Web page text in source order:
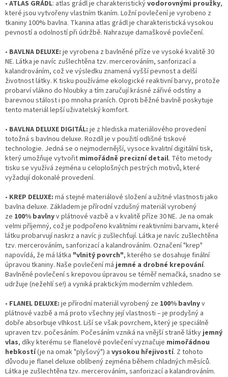
• ATLAS GRÁDL: atlas grádl je charakteristickývodorovnými proužky,
které jsou vytvořeny vlastním tkaním. Ložní povlečení je vyrobeno z
tkaniny 100% bavlna. Tkanina atlas grádl je charakteristická vysokou
pevností a odolností při údržbě. Nahrazuje damaškové povlečení.
• BAVLNA DELUXE: je vyrobena z bavlněné příze ve vysoké kvalitě 30
NE. Látka je navíc zušlechtěna tzv. mercerováním, sanforizací a
kalandrováním, což ve výsledku znamená vyšší pevnost a delší
životnost látky. K tisku používáme ekologické reaktivní barvy, protože
probarví vlákno do hloubky a tím zaručují krásné zářivé odstíny a
barevnou stálost i po mnoha praních. Oproti běžné bavlně poskytuje
tento materiál lepší uživatelský komfort.
• BAVLNA DELUXE DIGITÁL: je z hlediska materiálového provedení
totožná s bavlnou deluxe. Rozdíl je v použití odlišné tiskové
technologie. Jedná se o nejmodernější, vysoce kvalitní digitální tisk,
který umožňuje vytvořit mimořádně precizní detail. Této metody
tisku se využívá zejména u celoplošných pestrých motivů, které
vyžadují dokonalé provedení.
• KREP DELUXE: má stejné materiálové složení a užitné vlastnosti jako
bavlna deluxe. Základem je přírodní vzdušný materiál vyrobený
ze 100% bavlnyv plátnové vazbě a v kvalitě příze 30 NE. Je na omak
velmi příjemný, což je podpořeno kvalitními reaktivními barvami, které
látku probarvují naskrz a navíc ji zušlechťují. Látka je navíc zušlechtěna
tzv. mercerováním, sanforizací a kalandrováním. Označení "krep"
napovídá, že má látka "vlnitý povrch", kterého se dosahuje finální
úpravou tkaniny. Naše povlečení má jemné a drobné krepování.
Bavlněné povlečení s krepovou úpravou se téměř nemačká, snadno se
udržuje (nežehlí se!) a vyniká praktickým moderním vzhledem.
• FLANEL DELUXE: je přírodní materiál vyrobený ze 100% bavlnyv
plátnové vazbě a má proto všechny její vlastnosti – je prodyšný a
dobře absorbuje vlhkost. Liší se však povrchem, který je speciálně
upraven tzv. počesáním. Počesáním vzniká na vnější straně látky jemný
vlas, díky kterému se flanelové povlečení vyznačuje mimořádnou
hebkostí(je na omak "plyšový") a vysokou hřejivostí. Z tohoto
důvodu je flanel deluxe oblíbený zejména během chladných měsíců.
Látka je zušlechtěna tzv. mercerováním, sanforizací a kalandrováním.